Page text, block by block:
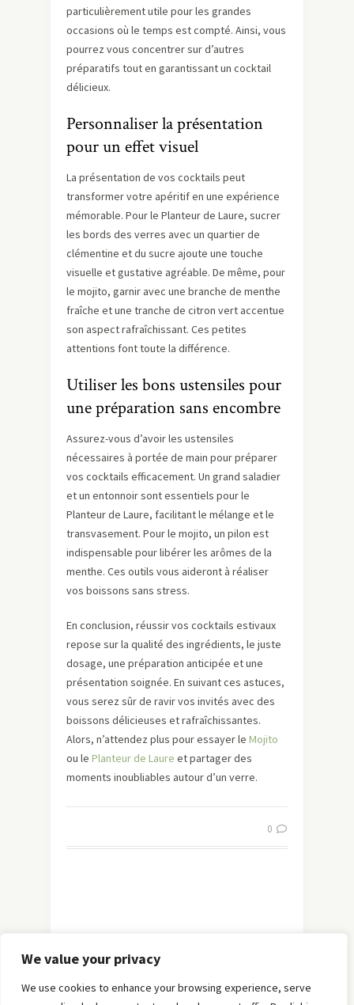
We value your privacy
We use cookies to enhance your browsing experience, serve
particulièrement utile pour les grandes
occasions où le temps est compté. Ainsi, vous
pourrez vous concentrer sur d’autres
préparatifs tout en garantissant un cocktail
délicieux.
Personnaliser la présentation
pour un effet visuel
La présentation de vos cocktails peut
transformer votre apéritif en une expérience
mémorable. Pour le Planteur de Laure, sucrer
les bords des verres avec un quartier de
clémentine et du sucre ajoute une touche
visuelle et gustative agréable. De même, pour
le mojito, garnir avec une branche de menthe
fraîche et une tranche de citron vert accentue
son aspect rafraîchissant. Ces petites
attentions font toute la différence.
Utiliser les bons ustensiles pour
une préparation sans encombre
Assurez-vous d’avoir les ustensiles
nécessaires à portée de main pour préparer
vos cocktails efficacement. Un grand saladier
et un entonnoir sont essentiels pour le
Planteur de Laure, facilitant le mélange et le
transvasement. Pour le mojito, un pilon est
indispensable pour libérer les arômes de la
menthe. Ces outils vous aideront à réaliser
vos boissons sans stress.
En conclusion, réussir vos cocktails estivaux
repose sur la qualité des ingrédients, le juste
dosage, une préparation anticipée et une
présentation soignée. En suivant ces astuces,
vous serez sûr de ravir vos invités avec des
boissons délicieuses et rafraîchissantes.
Alors, n’attendez plus pour essayer le Mojito
ou le Planteur de Laure et partager des
moments inoubliables autour d’un verre.
0